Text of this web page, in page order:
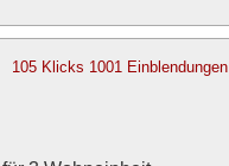
105 Klicks 1001 Einblendungen